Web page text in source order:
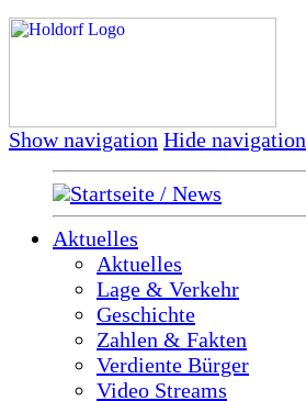
Show navigation Hide navigation
Startseite / News
Aktuelles
Aktuelles
Lage & Verkehr
Geschichte
Zahlen & Fakten
Verdiente Bürger
Video Streams